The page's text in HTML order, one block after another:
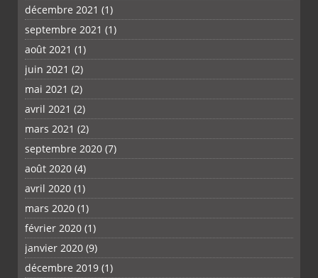
décembre 2021 (1)
septembre 2021 (1)
août 2021 (1)
juin 2021 (2)
mai 2021 (2)
avril 2021 (2)
mars 2021 (2)
septembre 2020 (7)
août 2020 (4)
avril 2020 (1)
mars 2020 (1)
février 2020 (1)
janvier 2020 (9)
décembre 2019 (1)